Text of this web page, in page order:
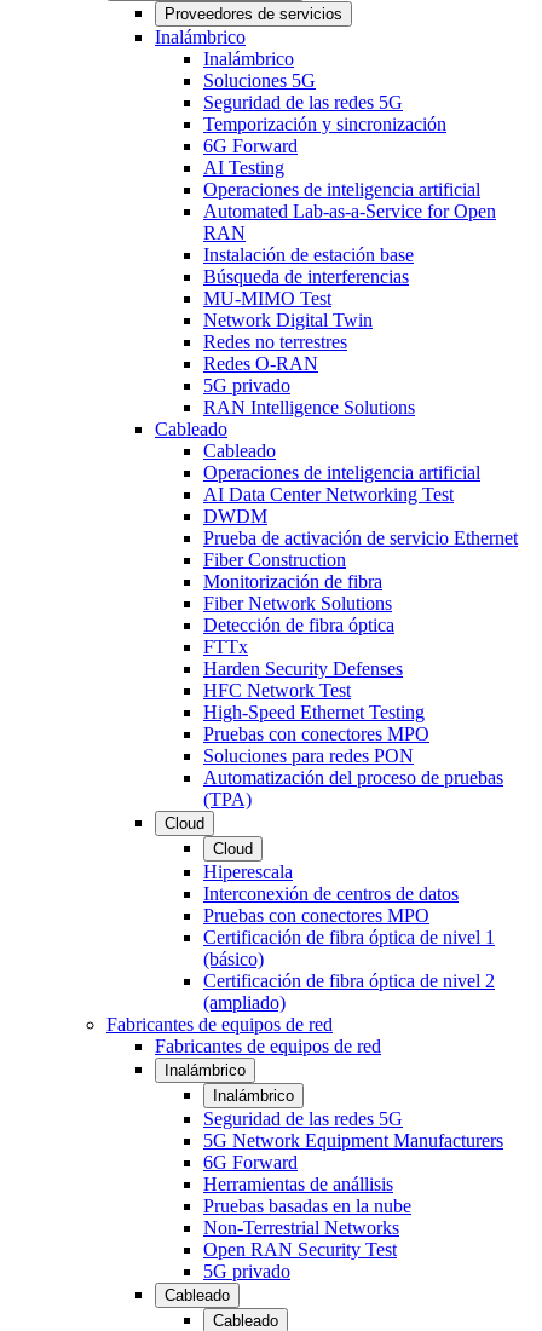
Proveedores de servicios
Inalámbrico
Inalámbrico
Soluciones 5G
Seguridad de las redes 5G
Temporización y sincronización
6G Forward
AI Testing
Operaciones de inteligencia artificial
Automated Lab-as-a-Service for Open
RAN
Instalación de estación base
Búsqueda de interferencias
MU-MIMO Test
Network Digital Twin
Redes no terrestres
Redes O-RAN
5G privado
RAN Intelligence Solutions
Cableado
Cableado
Operaciones de inteligencia artificial
AI Data Center Networking Test
DWDM
Prueba de activación de servicio Ethernet
Fiber Construction
Monitorización de fibra
Fiber Network Solutions
Detección de fibra óptica
FTTx
Harden Security Defenses
HFC Network Test
High-Speed Ethernet Testing
Pruebas con conectores MPO
Soluciones para redes PON
Automatización del proceso de pruebas
(TPA)
Cloud
Cloud
Hiperescala
Interconexión de centros de datos
Pruebas con conectores MPO
Certificación de fibra óptica de nivel 1
(básico)
Certificación de fibra óptica de nivel 2
(ampliado)
Fabricantes de equipos de red
Fabricantes de equipos de red
Inalámbrico
Inalámbrico
Seguridad de las redes 5G
5G Network Equipment Manufacturers
6G Forward
Herramientas de anállisis
Pruebas basadas en la nube
Non-Terrestrial Networks
Open RAN Security Test
5G privado
Cableado
Cableado